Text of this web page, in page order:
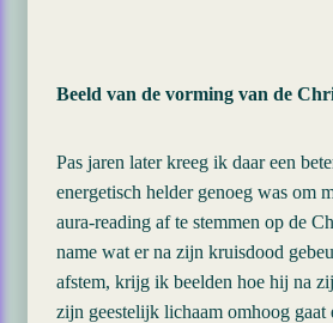
Beeld van de vorming van de
Pas jaren later kreeg ik daar een
energetisch helder genoeg was om
aura-reading af te stemmen op de
name wat er na zijn kruisdood
afstem, krijg ik beelden hoe hij na
zijn geestelijk lichaam omhoog gaat